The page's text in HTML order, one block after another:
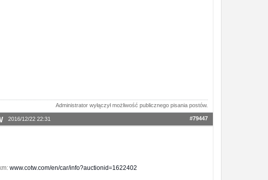
Administrator wyłączył możliwość publicznego pisania postów.
2016/12/22 22:31 #79447
www.cotw.com/en/car/info?auctionid=1622402